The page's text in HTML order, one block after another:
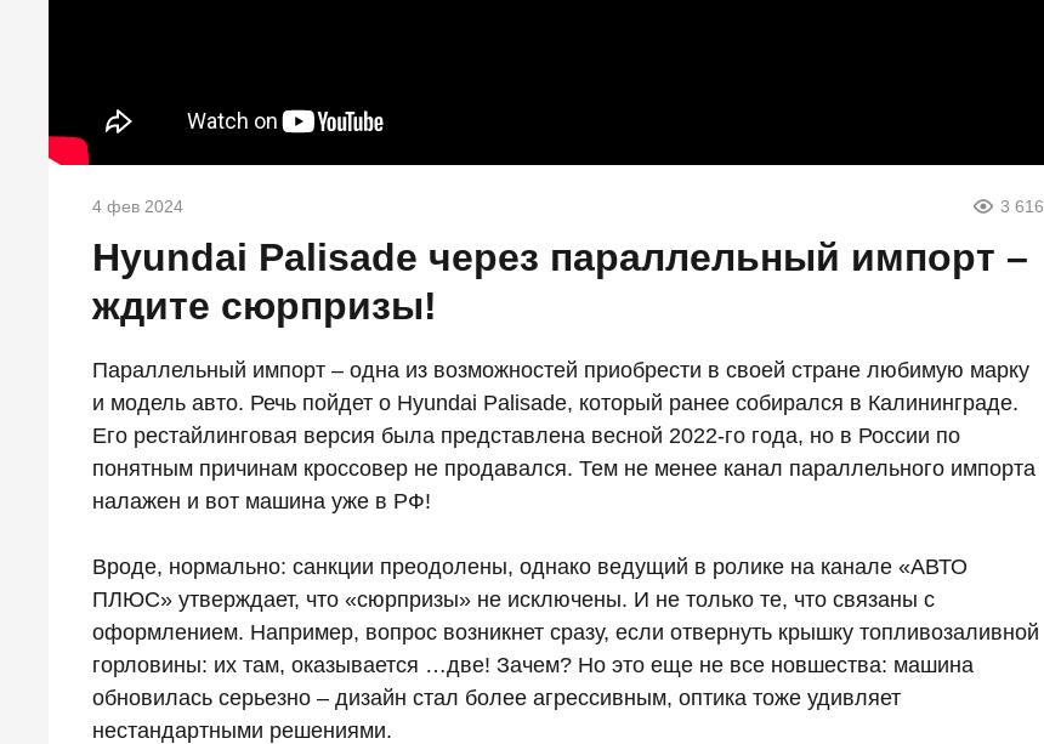
4 фев 2024 3 616
Hyundai Palisade через параллельный импорт –
ждите сюрпризы!
Параллельный импорт – одна из возможностей приобрести в своей стране любимую марку
и модель авто. Речь пойдет о Hyundai Palisade, который ранее собирался в Калининграде.
Его рестайлинговая версия была представлена весной 2022-го года, но в России по
понятным причинам кроссовер не продавался. Тем не менее канал параллельного импорта
налажен и вот машина уже в РФ!
Вроде, нормально: санкции преодолены, однако ведущий в ролике на канале «АВТО
ПЛЮС» утверждает, что «сюрпризы» не исключены. И не только те, что связаны с
оформлением. Например, вопрос возникнет сразу, если отвернуть крышку топливозаливной
горловины: их там, оказывается …две! Зачем? Но это еще не все новшества: машина
обновилась серьезно – дизайн стал более агрессивным, оптика тоже удивляет
нестандартными решениями.